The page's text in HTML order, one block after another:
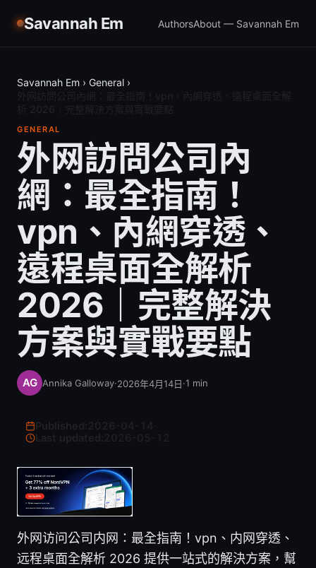
Savannah Em AuthorsAbout — Savannah Em
Savannah Em › General ›
GENERAL
外网訪問公司內
網：最全指南！
vpn、內網穿透、
遠程桌面全解析
2026｜完整解決
方案與實戰要點
Annika Galloway·2026年4月14日·1 min
Last updated:
外网访问公司内网：最全指南！vpn、内网穿透、
远程桌面全解析 2026 提供一站式的解決方案，幫